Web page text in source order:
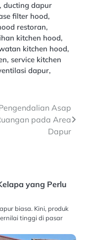
, ducting dapur
filter hood,
restoran,
kitchen hood,
kitchen hood,
, service kitchen
dapur,
Asap
pada Area
Dapur
yang Perlu
biasa. Kini, produk
tinggi di pasar